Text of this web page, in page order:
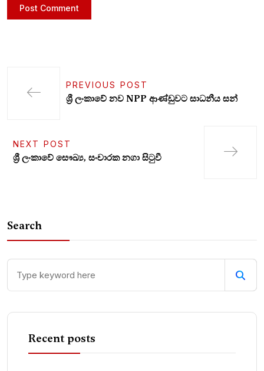
PREVIOUS POST
ශ්‍රී ලංකාවේ නව NPP ආණ්ඩුවට සාධනීය සන්
NEXT POST
ශ්‍රී ලංකාවේ සෞඛ්‍ය, සංචාරක නගා සිටුවී
Search
Recent posts